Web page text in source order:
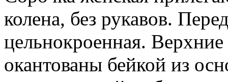
колена, без рукавов.
цельнокроенная.
окантованы бейкой из